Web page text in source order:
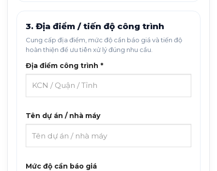
3. Địa điểm / tiến độ công trình
Cung cấp địa điểm, mức độ cần báo giá và tiến độ
hoàn thiện để ưu tiên xử lý đúng nhu cầu.
Địa điểm công trình *
Tên dự án / nhà máy
Mức độ cần báo giá